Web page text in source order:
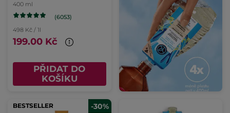
400 ml
(6053)
498 Kč / 1l
199.00 Kč
PŘIDAT DO
KOŠÍKU
BESTSELLER -30%